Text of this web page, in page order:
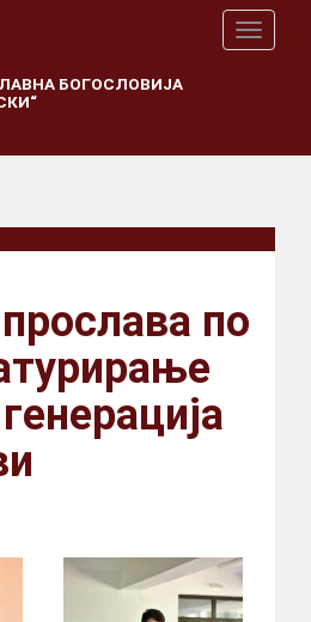
T
o
e
v
i
t
БОГОСЛОВИЈА
по